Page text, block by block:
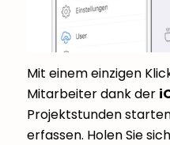
Mit einem einzigen
Mitarbeiter dank der
Projektstunden
erfassen. Holen Sie